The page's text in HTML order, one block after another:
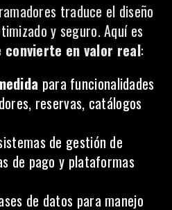
traduce el diseño
y seguro. Aquí es
convierte en valor real:
para funcionalidades
reservas, catálogos
de gestión de
de pago y plataformas
de datos para manejo